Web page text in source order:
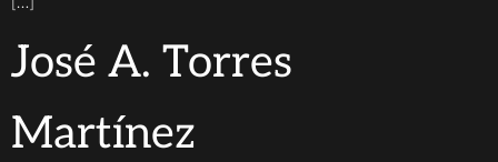
José A. Torres
Martínez